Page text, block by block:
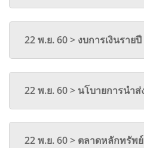
22 พ.ย. 60 > งบการเงินราย
22 พ.ย. 60 > นโบายการนำส่
22 พ.ย. 60 > ตลาดหลักทรัพ